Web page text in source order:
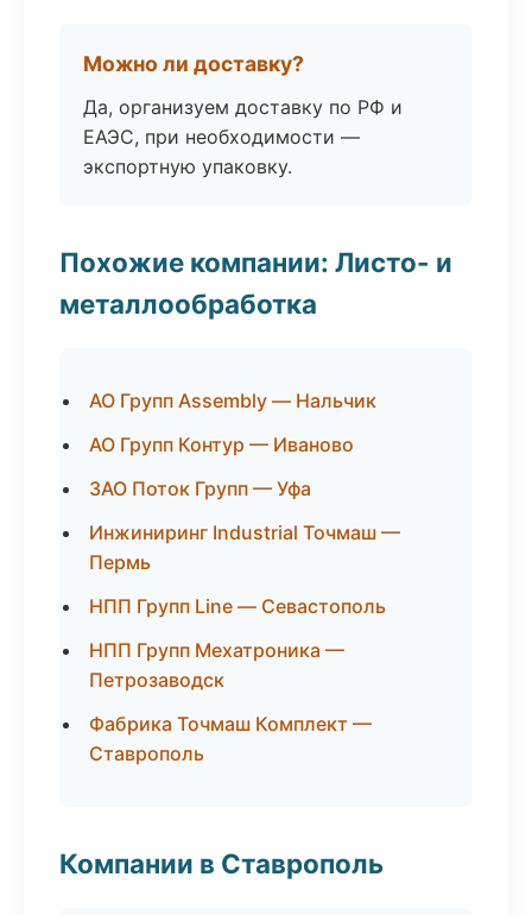
Можно ли доставку?
Да, организуем доставку по РФ и
ЕАЭС, при необходимости —
экспортную упаковку.
Похожие компании: Листо- и
металлообработка
АО Групп Assembly — Нальчик
АО Групп Контур — Иваново
ЗАО Поток Групп — Уфа
Инжиниринг Industrial Точмаш —
Пермь
НПП Групп Line — Севастополь
НПП Групп Мехатроника —
Петрозаводск
Фабрика Точмаш Комплект —
Ставрополь
Компании в Ставрополь